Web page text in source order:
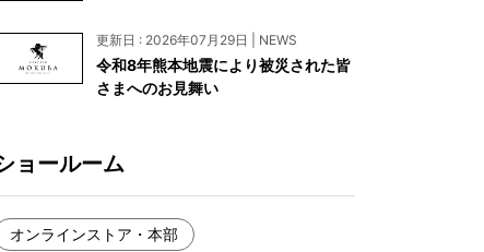
更新日 : 2026年07月29日 | NEWS
令和8年熊本地震により被災された皆
さまへのお見舞い
ョールーム
オンラインストア・本部